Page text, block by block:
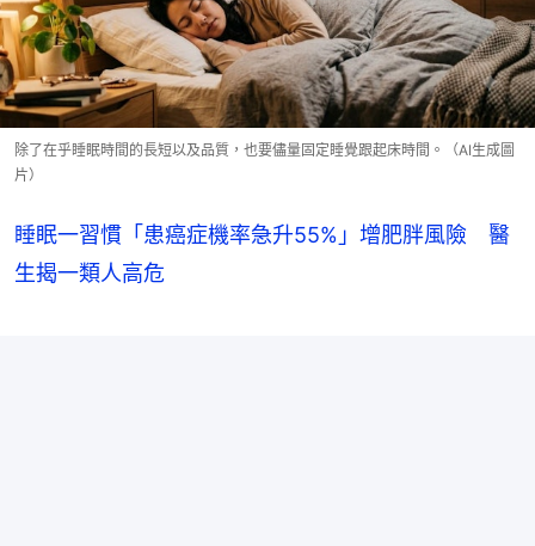
除了在乎睡眠時間的長短以及品質，也要儘量固定睡覺跟起床時間。（AI生成圖
片）
睡眠一習慣「患癌症機率急升55%」增肥胖風險 醫
生揭一類人高危